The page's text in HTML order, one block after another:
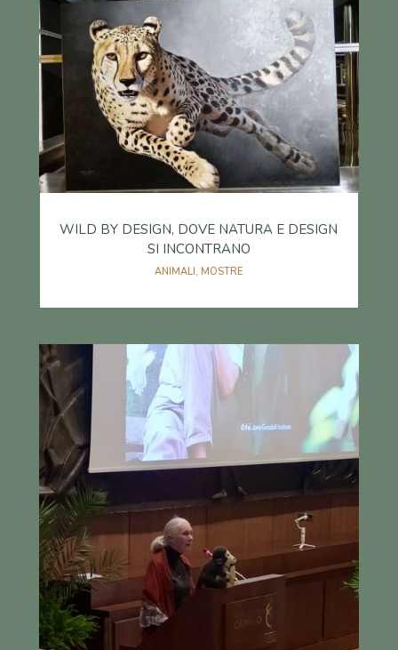
WILD BY DESIGN, DOVE NATURA E DESIGN
SI INCONTRANO
ANIMALI, MOSTRE